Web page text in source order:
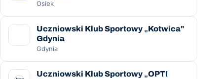
Osiek
Uczniowski Klub Sportowy „Kotwica"
Gdynia
Gdynia
Uczniowski Klub Sportowy „OPTI